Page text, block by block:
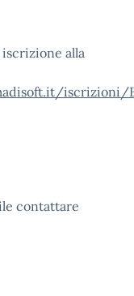
alla
iscrizioni/
contattare